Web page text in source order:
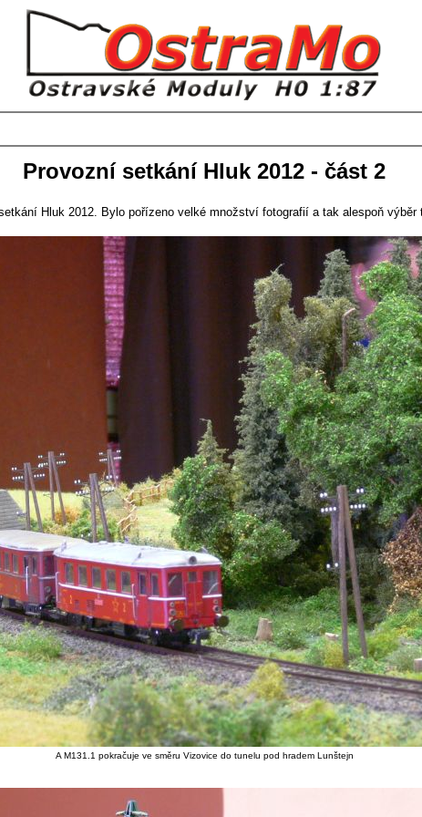
Provozní setkání Hluk 2012 - část 2
Hluk 2012. Bylo pořízeno velké množství fotografií a tak alespoň
A M131.1 pokračuje ve směru Vizovice do tunelu pod hradem Lunštejn